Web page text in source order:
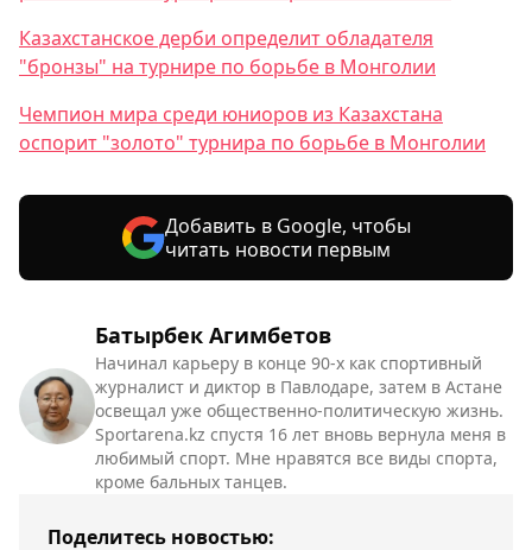
Батырбек Агимбетов
Начинал карьеру в конце 90-х как спортивный
журналист и диктор в Павлодаре, затем в Астане
освещал уже общественно-политическую жизнь.
Sportarena.kz спустя 16 лет вновь вернула меня в
любимый спорт. Мне нравятся все виды спорта,
кроме бальных танцев.
Поделитесь новостью:
Казахстанское дерби определит обладателя
"бронзы" на турнире по борьбе в Монголии
Чемпион мира среди юниоров из Казахстана
оспорит "золото" турнира по борьбе в Монголии
Добавить в Google, чтобы
читать новости первым